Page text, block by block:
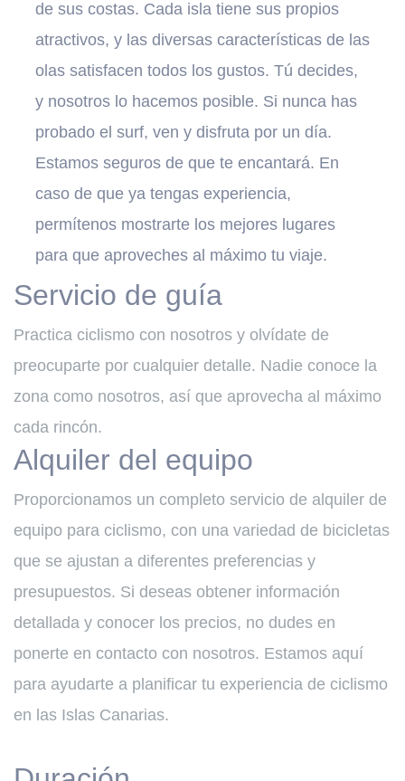
de sus costas. Cada isla tiene sus propios
atractivos, y las diversas características de las
olas satisfacen todos los gustos. Tú decides,
y nosotros lo hacemos posible. Si nunca has
probado el surf, ven y disfruta por un día.
Estamos seguros de que te encantará. En
caso de que ya tengas experiencia,
permítenos mostrarte los mejores lugares
para que aproveches al máximo tu viaje.
Servicio de guía
Practica ciclismo con nosotros y olvídate de
preocuparte por cualquier detalle. Nadie conoce la
zona como nosotros, así que aprovecha al máximo
cada rincón.
Alquiler del equipo
Proporcionamos un completo servicio de alquiler de
equipo para ciclismo, con una variedad de bicicletas
que se ajustan a diferentes preferencias y
presupuestos. Si deseas obtener información
detallada y conocer los precios, no dudes en
ponerte en contacto con nosotros. Estamos aquí
para ayudarte a planificar tu experiencia de ciclismo
en las Islas Canarias.